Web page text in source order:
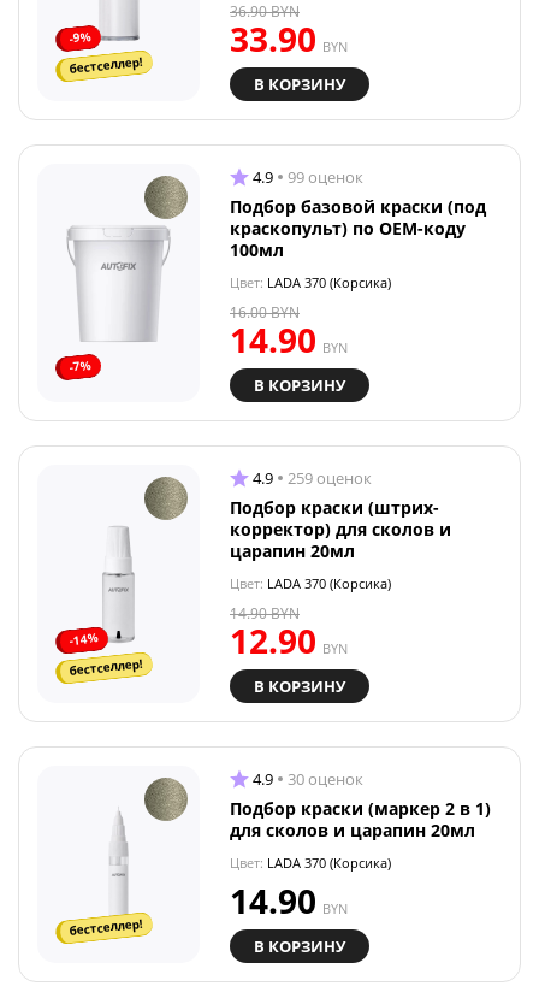
-9%
бестселлер!
33.90 BYN
36.90BYN
В КОРЗИНУ
-7%
4.9 99 оценок
Подбор базовой краски (под
краскопульт) по OEM-коду
100мл
Цвет: LADA 370 (Корсика)
14.90 BYN
16.00BYN
В КОРЗИНУ
-14%
бестселлер!
4.9 259 оценок
Подбор краски (штрих-
корректор) для сколов и
царапин 20мл
Цвет: LADA 370 (Корсика)
12.90 BYN
14.90BYN
В КОРЗИНУ
бестселлер!
4.9 30 оценок
Подбор краски (маркер 2 в 1)
для сколов и царапин 20мл
Цвет: LADA 370 (Корсика)
14.90 BYN
В КОРЗИНУ